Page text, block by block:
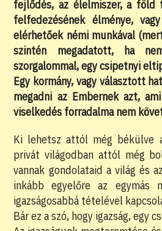
fejlődés, az élelmiszer, a föld
felfedezésének élménye,
elérhetőek némi munkával
szintén megadatott, ha
szorgalommal, egy csipetnyi
Egy kormány, vagy választott
megadni az Embernek azt,
viselkedés forradalma nem
Ki lehetsz attól még békülve
privát világodban attól még
vannak gondolataid a világ és
inkább egyelőre az egymás
igazságosabbá tételével
Bár ez a szó, hogy igazság, egy